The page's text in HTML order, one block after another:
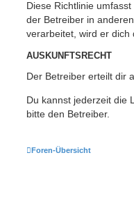
Diese Richtlinie
der Betreiber in
verarbeitet, wird er dich
AUSKUNFTSRECHT
Der Betreiber erteilt dir
Du kannst jederzeit die
bitte den Betreiber.
Foren-Übersicht